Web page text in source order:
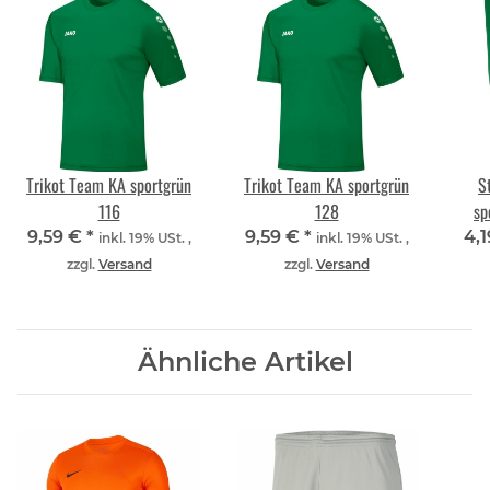
Trikot Team KA sportgrün
116
9,59 € * inkl. 19% USt. ,
zzgl. Versand
Trikot Team KA sportgrün
128
9,59 € * inkl. 19% USt. ,
zzgl. Versand
Ähnliche Artikel